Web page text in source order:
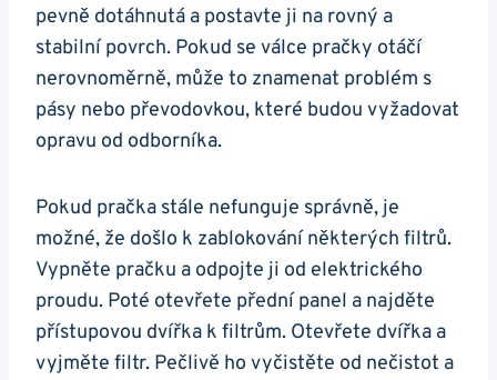
pevně dotáhnutá a postavte ji na ​rovný a
stabilní povrch. Pokud se válce pračky otáčí
nerovnoměrně, může to​ znamenat problém s
pásy nebo​ převodovkou, ⁣které budou vyžadovat
opravu od odborníka.
Pokud ⁣pračka stále nefunguje správně, je
možné, že došlo k zablokování některých filtrů.
Vypněte pračku ​a odpojte ji od elektrického
proudu. Poté ‌otevřete přední panel a najděte
⁢přístupovou dvířka k filtrům. Otevřete dvířka a
vyjměte filtr. Pečlivě ho ‍vyčistěte od nečistot a